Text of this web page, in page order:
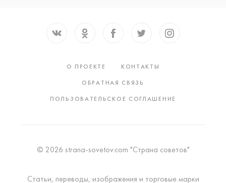
О ПРОЕКТЕ
КОНТАКТЫ
ОБРАТНАЯ СВЯЗЬ
ПОЛЬЗОВАТЕЛЬСКОЕ СОГЛАШЕНИЕ
© 2026 strana-sovetov.com "Страна советов"
Статьи, переводы, изображения и торговые марки